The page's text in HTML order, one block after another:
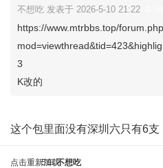
不想吃 发表于 2026-5-10 21:22
https://www.mtrbbs.top/
3
K改的
这个包里面没有深圳六只有6支
点击重新加载
5车 不想吃